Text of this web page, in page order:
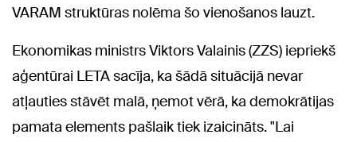
VARAM struktūras nolēma šo vienošanos lauzt.
Ekonomikas ministrs Viktors Valainis (ZZS) iepriekš
aģentūrai LETA sacīja, ka šādā situācijā nevar
atļauties stāvēt malā, ņemot vērā, ka demokrātijas
pamata elements pašlaik tiek izaicināts. "Lai